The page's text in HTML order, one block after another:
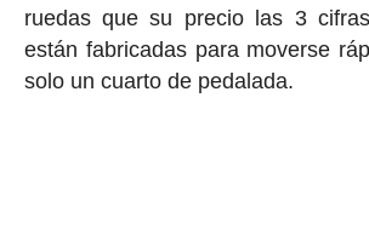
ruedas que su precio las 3
están fabricadas para moverse
solo un cuarto de pedalada.